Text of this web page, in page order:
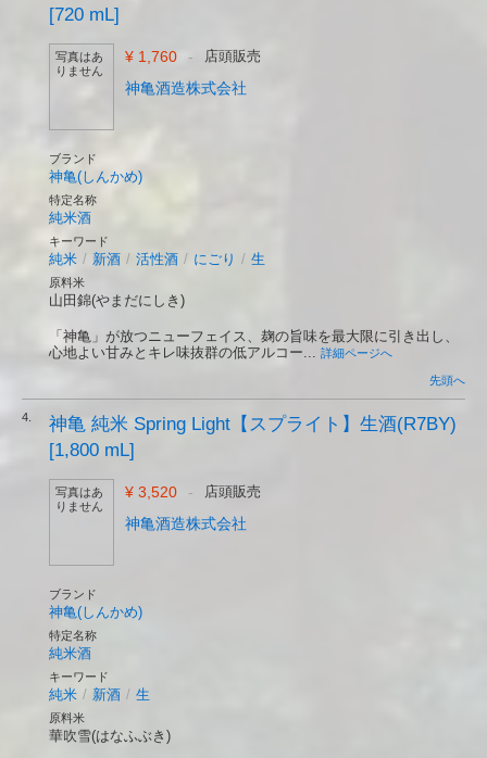
[720 mL]
写真はあ
りません
¥ 1,760 - 店頭販売
神亀酒造株式会社
ブランド
神亀(しんかめ)
特定名称
純米酒
キーワード
純米 / 新酒 / 活性酒 / にごり / 生
原料米
山田錦(やまだにしき)
「神亀」が放つニューフェイス、麹の旨味を最大限に引き出し、
心地よい甘みとキレ味抜群の低アルコー... 詳細ページへ
先頭へ
4.
神亀 純米 Spring Light【スプライト】生酒(R7BY)
[1,800 mL]
写真はあ
りません
¥ 3,520 - 店頭販売
神亀酒造株式会社
ブランド
神亀(しんかめ)
特定名称
純米酒
キーワード
純米 / 新酒 / 生
原料米
華吹雪(はなふぶき)